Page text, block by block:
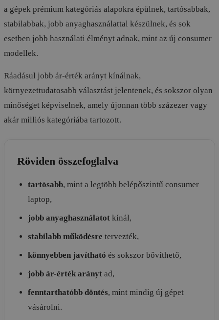
a gépek prémium kategóriás alapokra épülnek, tartósabbak,
stabilabbak, jobb anyaghasználattal készülnek, és sok
esetben jobb használati élményt adnak, mint az új consumer
modellek.
Ráadásul jobb ár-érték arányt kínálnak,
környezettudatosabb választást jelentenek, és sokszor olyan
minőséget képviselnek, amely újonnan több százezer vagy
akár milliós kategóriába tartozott.
Röviden összefoglalva
tartósabb, mint a legtöbb belépőszintű consumer
laptop,
jobb anyaghasználatot kínál,
stabilabb működésre tervezték,
könnyebben javítható és sokszor bővíthető,
jobb ár-érték arányt ad,
fenntarthatóbb döntés, mint mindig új gépet
vásárolni.